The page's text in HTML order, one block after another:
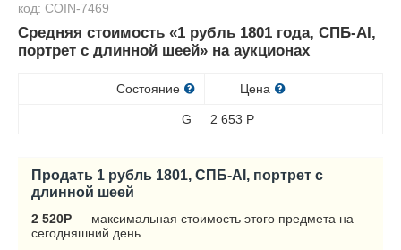
код: COIN-7469
Средняя стоимость «1 рубль 1801 года, СПБ-AI,
портрет с длинной шеей» на аукционах
Состояние Цена
G 2 653 Р
Продать 1 рубль 1801, СПБ-AI, портрет с
длинной шеей
2 520Р — максимальная стоимость этого предмета на
сегодняшний день.